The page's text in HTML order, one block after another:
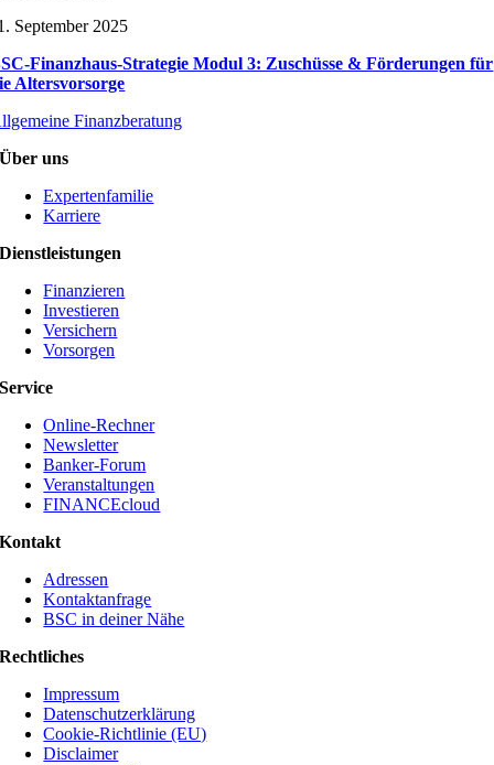
September 2025
Finanzhaus-Strategie Modul 3: Zuschüsse & Förderungen für
Altersvorsorge
Finanzberatung
Über uns
Expertenfamilie
Karriere
Dienstleistungen
Finanzieren
Investieren
Versichern
Vorsorgen
Service
Online-Rechner
Newsletter
Banker-Forum
Veranstaltungen
FINANCEcloud
Kontakt
Adressen
Kontaktanfrage
BSC in deiner Nähe
Rechtliches
Impressum
Datenschutzerklärung
Cookie-Richtlinie (EU)
Disclaimer